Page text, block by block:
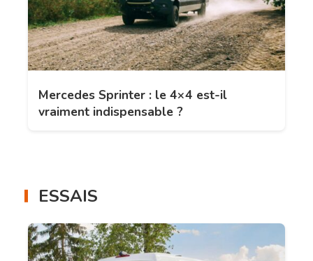
Mercedes Sprinter : le 4×4 est-il
vraiment indispensable ?
ESSAIS